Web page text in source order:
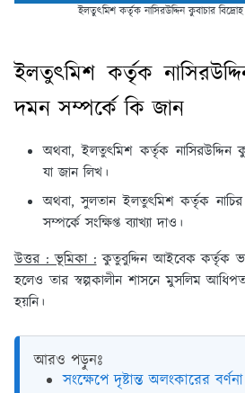
ইলতুৎমিশ কর্তৃক নাসিরউদ্দিন কুবাচার
ইলতুৎমিশ কর্তৃক
দমন সম্পর্কে কি জান
অথবা, ইলতুৎমিশ কর্তৃক নাসিরউদ্দিন
যা জান লিখ।
অথবা, সুলতান ইলতুৎমিশ কর্তৃক নাচির
সম্পর্কে সংক্ষিপ্ত ব্যাখ্যা দাও।
উত্তর : ভূমিকা :কুতুবুদ্দিন আইবেক কর্তৃক
হলেও তার স্বল্পকালীন শাসনে মুসলিম
হয়নি।
আরও পড়ুনঃ
সংক্ষেপে দৃষ্টান্ত অলংকারের